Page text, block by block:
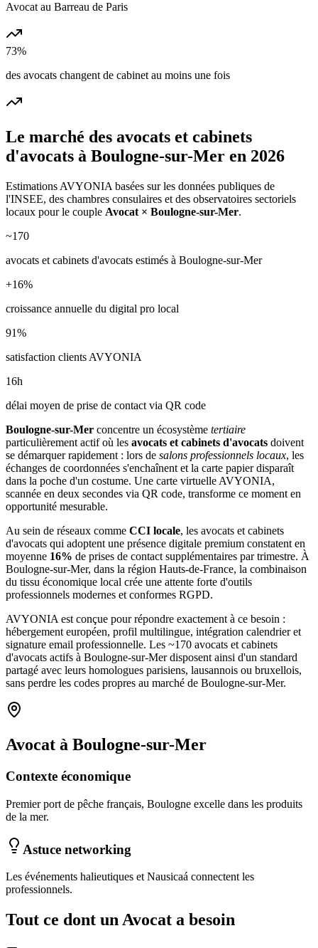
Avocat au Barreau de Paris
73%
des avocats changent de cabinet au moins une fois
Le marché des avocats et cabinets
d'avocats à Boulogne-sur-Mer en 2026
Estimations AVYONIA basées sur les données publiques de
l'INSEE, des chambres consulaires et des observatoires sectoriels
locaux pour le couple Avocat × Boulogne-sur-Mer.
~170
avocats et cabinets d'avocats estimés à Boulogne-sur-Mer
+16%
croissance annuelle du digital pro local
91%
satisfaction clients AVYONIA
16h
délai moyen de prise de contact via QR code
Boulogne-sur-Mer concentre un écosystème tertiaire
particulièrement actif où les avocats et cabinets d'avocats doivent
se démarquer rapidement : lors de salons professionnels locaux, les
échanges de coordonnées s'enchaînent et la carte papier disparaît
dans la poche d'un costume. Une carte virtuelle AVYONIA,
scannée en deux secondes via QR code, transforme ce moment en
opportunité mesurable.
Au sein de réseaux comme CCI locale, les avocats et cabinets
d'avocats qui adoptent une présence digitale premium constatent en
moyenne 16% de prises de contact supplémentaires par trimestre. À
Boulogne-sur-Mer, dans la région Hauts-de-France, la combinaison
du tissu économique local crée une attente forte d'outils
professionnels modernes et conformes RGPD.
AVYONIA est conçue pour répondre exactement à ce besoin :
hébergement européen, profil multilingue, intégration calendrier et
signature email professionnelle. Les ~170 avocats et cabinets
d'avocats actifs à Boulogne-sur-Merdisposent ainsi d'un standard
partagé avec leurs homologues parisiens, lausannois ou bruxellois,
sans perdre les codes propres au marché de Boulogne-sur-Mer.
Avocat à Boulogne-sur-Mer
Contexte économique
Premier port de pêche français, Boulogne excelle dans les produits
de la mer.
Astuce networking
Les événements halieutiques et Nausicaá connectent les
professionnels.
Tout ce dont un Avocat a besoin